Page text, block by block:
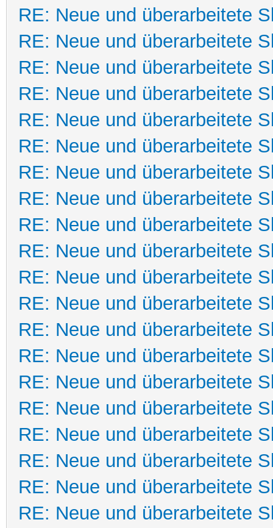
RE: Neue und überarbeitete
RE: Neue und überarbeitete
RE: Neue und überarbeitete
RE: Neue und überarbeitete
RE: Neue und überarbeitete
RE: Neue und überarbeitete
RE: Neue und überarbeitete
RE: Neue und überarbeitete
RE: Neue und überarbeitete
RE: Neue und überarbeitete
RE: Neue und überarbeitete
RE: Neue und überarbeitete
RE: Neue und überarbeitete
RE: Neue und überarbeitete
RE: Neue und überarbeitete
RE: Neue und überarbeitete
RE: Neue und überarbeitete
RE: Neue und überarbeitete
RE: Neue und überarbeitete
RE: Neue und überarbeitete